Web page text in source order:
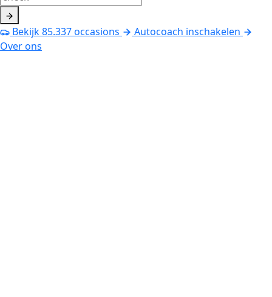
Bekijk85.337occasions
Autocoach inschakelen
Over ons